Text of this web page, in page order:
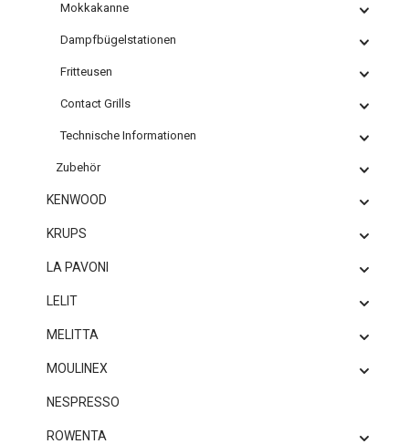
Mokkakanne
Dampfbügelstationen
Fritteusen
Contact Grills
Technische Informationen
Zubehör
KENWOOD
KRUPS
LA PAVONI
LELIT
MELITTA
MOULINEX
NESPRESSO
ROWENTA